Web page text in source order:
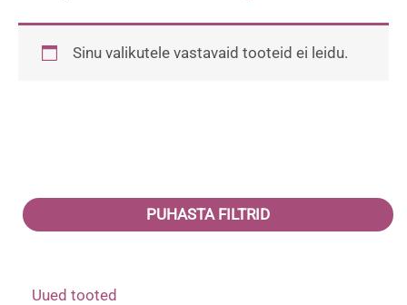
PUHASTA FILTRID
Uued tooted
Sinu valikutele vastavaid tooteid ei leidu.